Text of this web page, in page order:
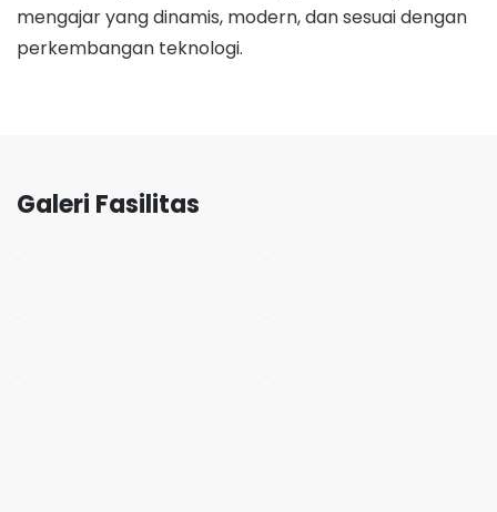
mengajar yang dinamis, modern, dan sesuai dengan
perkembangan teknologi.
Galeri Fasilitas